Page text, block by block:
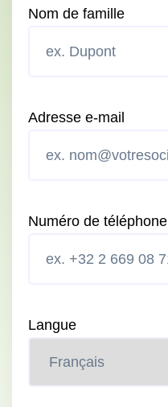
Nom de famille
Adresse e-mail
Numéro de téléphone
Langue